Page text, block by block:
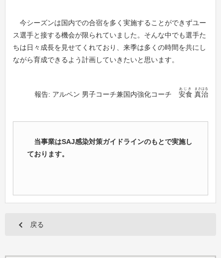
今シーズンは国内での合宿を多く実施することができずユー
ス選手と接する機会が限られていました。そんな中でも選手た
ちは日々成長を見せてくれており、来季は多くの時間を共にし
ながら育成できるよう計画していきたいと思います。
報告: アルペン 男子コーチ兼国内強化コーチ 安食
あじき
真治
まさはる
当事業はSAJ感染対策ガイドラインのもとで実施し
ております。
戻る